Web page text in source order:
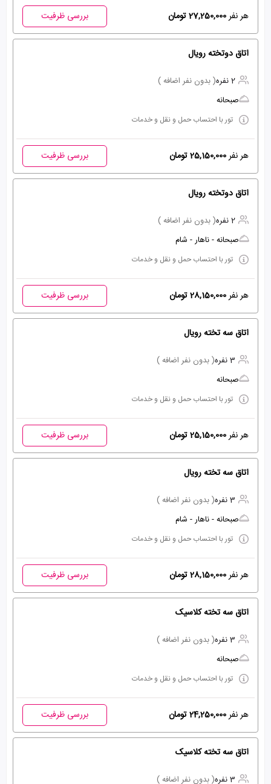
هر نفر27,250,000 تومان بررسی ظرفیت
اتاق دوتخته رویال
2 نفره
( بدون نفر اضافه )
صبحانه
تور با احتساب حمل و نقل و خدمات
هر نفر25,150,000 تومان بررسی ظرفیت
اتاق دوتخته رویال
2 نفره
( بدون نفر اضافه )
صبحانه - ناهار - شام
تور با احتساب حمل و نقل و خدمات
هر نفر28,150,000 تومان بررسی ظرفیت
اتاق سه تخته رویال
3 نفره
( بدون نفر اضافه )
صبحانه
تور با احتساب حمل و نقل و خدمات
هر نفر25,150,000 تومان بررسی ظرفیت
اتاق سه تخته رویال
3 نفره
( بدون نفر اضافه )
صبحانه - ناهار - شام
تور با احتساب حمل و نقل و خدمات
هر نفر28,150,000 تومان بررسی ظرفیت
اتاق سه تخته کلاسیک
3 نفره
( بدون نفر اضافه )
صبحانه
تور با احتساب حمل و نقل و خدمات
هر نفر24,250,000 تومان بررسی ظرفیت
اتاق سه تخته کلاسیک
3 نفره ( بدون نفر اضافه )